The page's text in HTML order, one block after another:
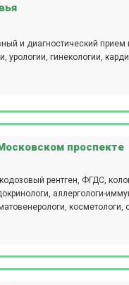
и диагностический прием
гинекологии,
проспекте
рентген, ФГДС,
аллергологи-
косметологи,